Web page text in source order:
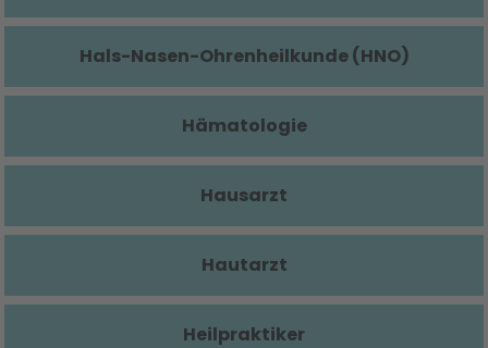
Hals-Nasen-Ohrenheilkunde (HNO)
Hämatologie
Hausarzt
Hautarzt
Heilpraktiker